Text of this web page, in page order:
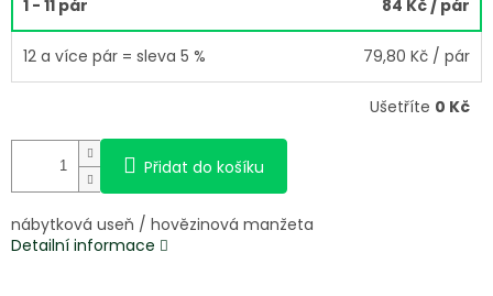
1 - 11 pár 84 Kč / pár
12 a více pár = sleva 5 % 79,80 Kč / pár
Ušetříte 0 Kč
Přidat do košíku
nábytková useň / hovězinová manžeta
Detailní informace